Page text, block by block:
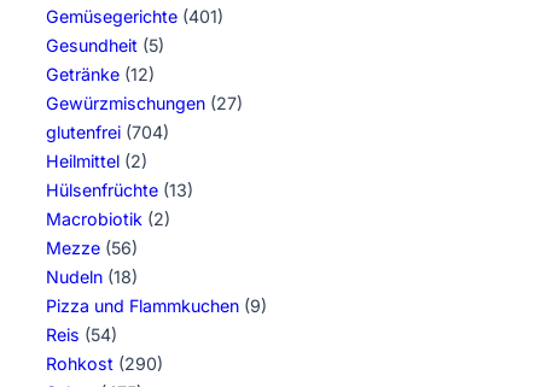
Gemüsegerichte (401)
Gesundheit (5)
Getränke (12)
Gewürzmischungen (27)
glutenfrei (704)
Heilmittel (2)
Hülsenfrüchte (13)
Macrobiotik (2)
Mezze (56)
Nudeln (18)
Pizza und Flammkuchen (9)
Reis (54)
Rohkost (290)